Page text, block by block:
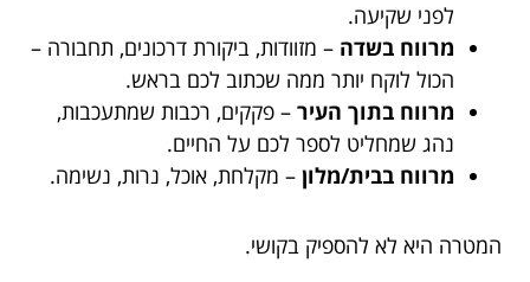
לפני שקיעה.
מרווח בשדה – מזוודות, ביקורת דרכונים, תחבורה –
הכול לוקח יותר ממה שכתוב לכם בראש.
מרווח בתוך העיר – פקקים, רכבות שמתעכבות,
נהג שמחליט לספר לכם על החיים.
מרווח בבית/מלון – מקלחת, אוכל, נרות, נשימה.
המטרה היא לא להספיק בקושי.